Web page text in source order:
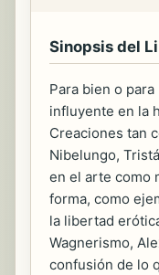
Sinopsis del
Para bien o
influyente en la
Creaciones tan
Nibelungo,
en el arte como
forma, como
la libertad
Wagnerismo,
confusión de lo